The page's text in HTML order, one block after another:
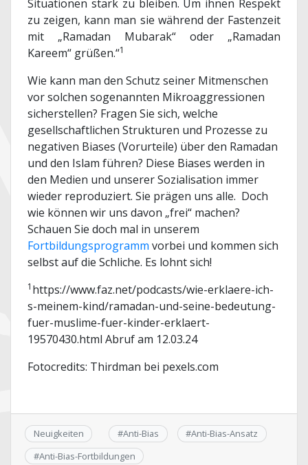
Situationen stark zu bleiben. Um ihnen Respekt
zu zeigen, kann man sie während der Fastenzeit
mit „Ramadan Mubarak“ oder „Ramadan
Kareem“ grüßen.“1
Wie kann man den Schutz seiner Mitmenschen
vor solchen sogenannten Mikroaggressionen
sicherstellen? Fragen Sie sich, welche
gesellschaftlichen Strukturen und Prozesse zu
negativen Biases (Vorurteile) über den Ramadan
und den Islam führen? Diese Biases werden in
den Medien und unserer Sozialisation immer
wieder reproduziert. Sie prägen uns alle. Doch
wie können wir uns davon „frei“ machen?
Schauen Sie doch mal in unserem
Fortbildungsprogramm vorbei und kommen sich
selbst auf die Schliche. Es lohnt sich!
1 https://www.faz.net/podcasts/wie-erklaere-ich-
s-meinem-kind/ramadan-und-seine-bedeutung-
fuer-muslime-fuer-kinder-erklaert-
19570430.html Abruf am 12.03.24
Fotocredits: Thirdman bei pexels.com
Neuigkeiten #Anti-Bias #Anti-Bias-Ansatz
#Anti-Bias-Fortbildungen